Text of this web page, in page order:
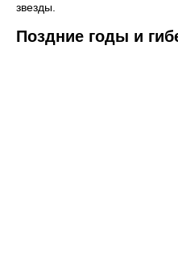
звезды.
Поздние годы и